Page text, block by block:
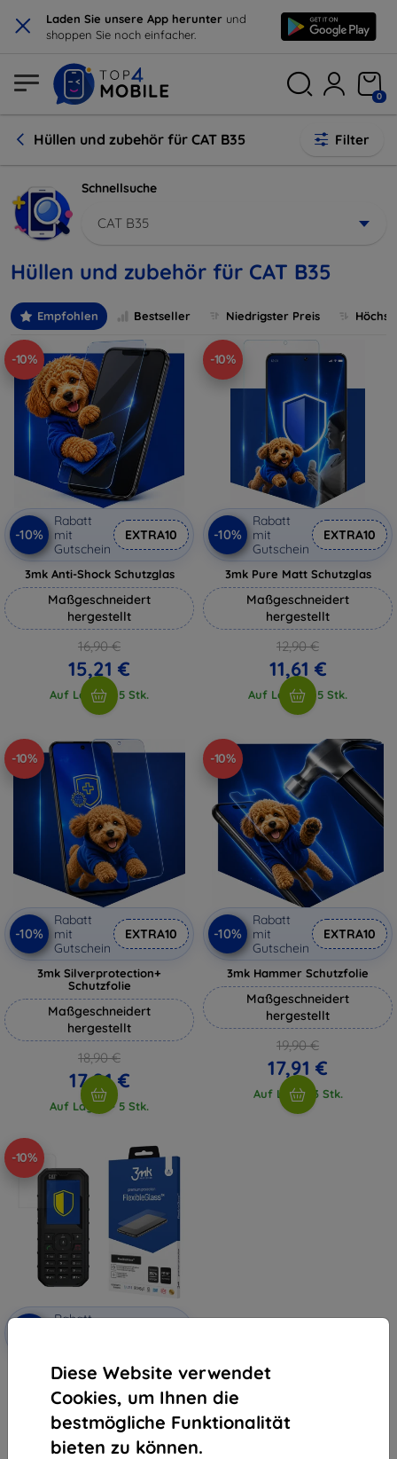
× Laden Sie unsere App herunter und
shoppen Sie noch einfacher.
Diese Website verwendet
Cookies, um Ihnen die
bestmögliche Funktionalität
bieten zu können.
0
Hüllen und zubehör für CAT B35 Filter
Schnellsuche
CAT B35
Hüllen und zubehör für CAT B35
Empfohlen Bestseller Niedrigster Preis
-10%
-10%
Rabatt
mit
Gutschein
EXTRA10
3mk Anti-Shock Schutzglas
Maßgeschneidert
hergestellt
16,90 €
15,21 €
Auf Lager > 5 Stk.
-10%
-10%
Rabatt
mit
Gutschein
EXTRA10
3mk Pure Matt Schutzglas
Maßgeschneidert
hergestellt
12,90 €
11,61 €
Auf Lager > 5 Stk.
-10%
-10%
Rabatt
mit
Gutschein
EXTRA10
3mk Silverprotection+
Schutzfolie
Maßgeschneidert
hergestellt
18,90 €
17,01 €
Auf Lager > 5 Stk.
-10%
-10%
Rabatt
mit
Gutschein
EXTRA10
3mk Hammer Schutzfolie
Maßgeschneidert
hergestellt
19,90 €
17,91 €
Auf Lager 3 Stk.
-10%
Rabatt
3MK FlexibleGlass CAT B35
Hybridglas
10,90 €
9,81 €
Auf Lager > 5 Stk.